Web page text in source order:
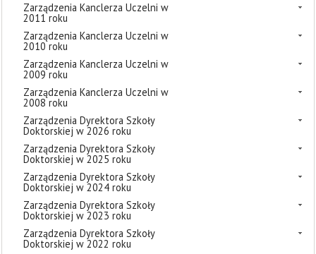
Zarządzenia Kanclerza Uczelni w
2011 roku
Zarządzenia Kanclerza Uczelni w
2010 roku
Zarządzenia Kanclerza Uczelni w
2009 roku
Zarządzenia Kanclerza Uczelni w
2008 roku
Zarządzenia Dyrektora Szkoły
Doktorskiej w 2026 roku
Zarządzenia Dyrektora Szkoły
Doktorskiej w 2025 roku
Zarządzenia Dyrektora Szkoły
Doktorskiej w 2024 roku
Zarządzenia Dyrektora Szkoły
Doktorskiej w 2023 roku
Zarządzenia Dyrektora Szkoły
Doktorskiej w 2022 roku